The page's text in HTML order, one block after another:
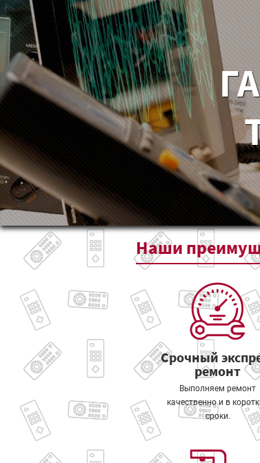
Наши
Срочный
ремонт
Выполняем ремонт
качественно и в
сроки.